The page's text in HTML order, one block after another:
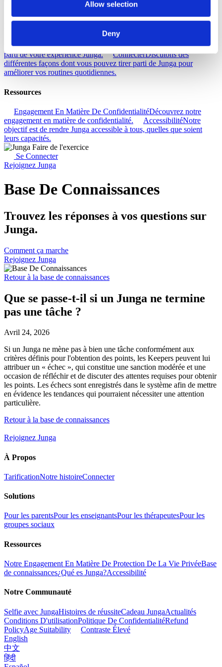
Allow selection
Deny
Base De ConnaissancesDécouvrez comment tirer le meilleur
parti de votre expérience Junga.
ConnecterDiscutons des
différentes façons dont vous pouvez tirer parti de Junga pour
améliorer vos routines quotidiennes.
Ressources
Engagement En Matière De ConfidentialitéDécouvrez notre
engagement en matière de confidentialité.
AccessibilitéNotre
objectif est de rendre Junga accessible à tous, quelles que soient
leurs capacités.
Se Connecter
Rejoignez Junga
Base De Connaissances
Trouvez les réponses à vos questions sur
Junga.
Comment ça marche
Rejoignez Junga
Retour à la base de connaissances
Que se passe-t-il si un Junga ne termine
pas une tâche ?
Avril 24, 2026
Si un Junga ne mène pas à bien une tâche conformément aux
critères définis pour l'obtention des points, les Keepers peuvent lui
attribuer un « échec », qui constitue une sanction modérée et une
occasion de réfléchir et de discuter des attentes requises pour obtenir
les points. Les échecs sont enregistrés dans le système afin de mettre
en évidence les tendances qui pourraient nécessiter une attention
particulière.
Retour à la base de connaissances
Rejoignez Junga
À Propos
TarificationNotre histoireConnecter
Solutions
Pour les parentsPour les enseignantsPour les thérapeutesPour les
groupes sociaux
Ressources
Notre Engagement En Matière De Protection De La Vie PrivéeBase
de connaissances¿Qué es Junga?Accessibilité
Notre Communauté
Selfie avec JungaHistoires de réussiteCadeau JungaActualités
Conditions D'utilisationPolitique De ConfidentialitéRefund
PolicyAge Suitability
Contraste Élevé
English
中文
हिंदी